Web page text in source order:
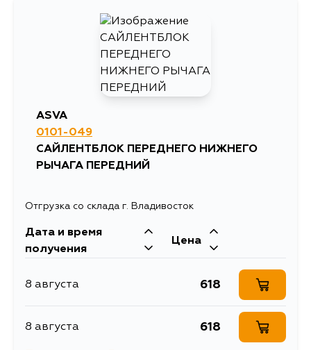
ASVA
0101-049
САЙЛЕНТБЛОК ПЕРЕДНЕГО НИЖНЕГО
РЫЧАГА ПЕРЕДНИЙ
Отгрузка со склада г. Владивосток
Дата и время
получения
Цена
8 августа 618
8 августа 618